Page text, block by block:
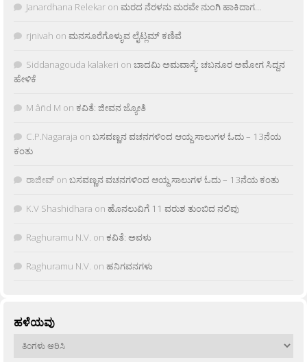
Janardhana Relekar on ಮರದ ನೆರಳನು ಮರವೇ ನುಂಗಿ ಹಾಕಿದಾಗ…
rjnivah on ಮನಸೂರೆಗೊಳ್ಳುವ ಲೈಟ್ಲಮ್ ಕಣಿವೆ
Siddanagouda kalakeri on ಬಾದಮಿ ಅಮವಾಸ್ಯೆ: ಚಬನೂರ ಅಮೋಗ ಸಿದ್ದನ
ಹೇಳಿಕೆ
M âñd M on ಕವಿತೆ: ಜೀವನ ಜ್ಯೋತಿ
C.P.Nagaraja on ಬಸವಣ್ಣನ ವಚನಗಳಿಂದ ಆಯ್ದ ಸಾಲುಗಳ ಓದು – 13ನೆಯ
ಕಂತು
ರಾಜೀವ್ on ಬಸವಣ್ಣನ ವಚನಗಳಿಂದ ಆಯ್ದ ಸಾಲುಗಳ ಓದು – 13ನೆಯ ಕಂತು
K.V Shashidhara on ಹೊನಲುವಿಗೆ 11 ವರುಶ ತುಂಬಿದ ನಲಿವು
Raghuramu N.V. on ಕವಿತೆ: ಅವಳು
Raghuramu N.V. on ಹನಿಗವನಗಳು
ಹಳೆಯವು
ಹಳೆಯವು